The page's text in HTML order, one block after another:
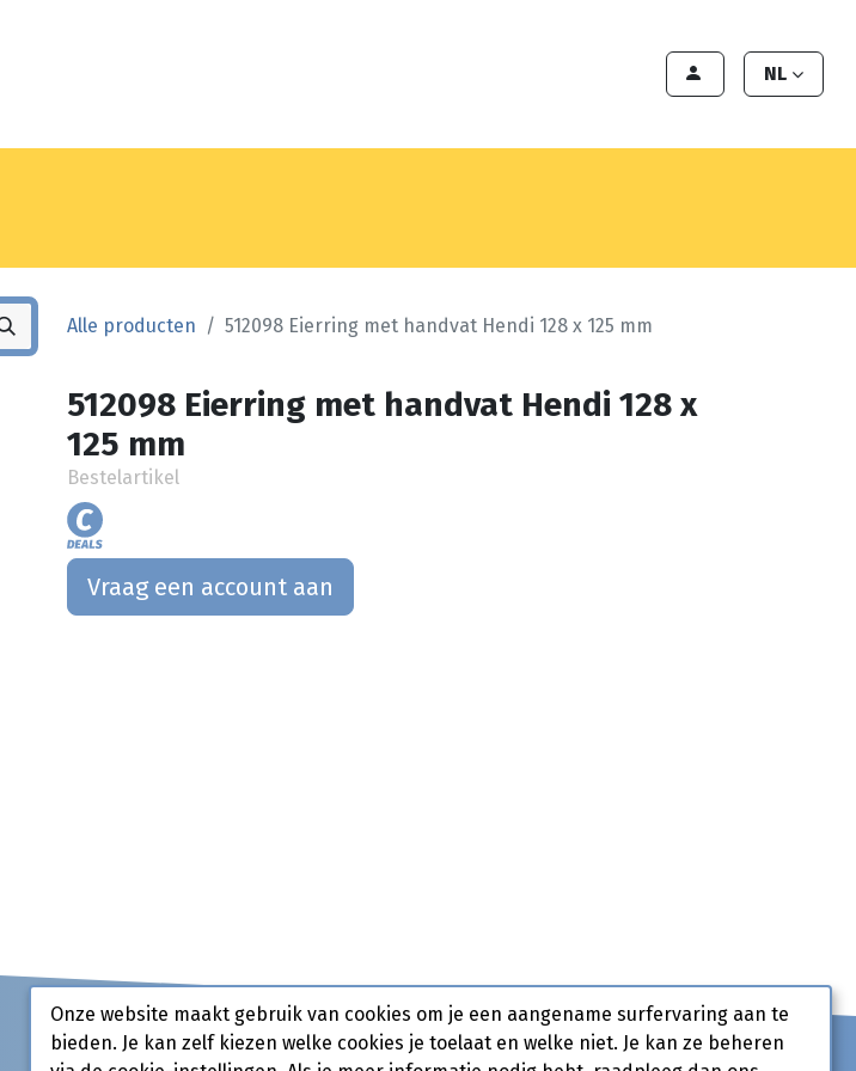
NL
Alle producten 512098 Eierring met handvat Hendi 128 x 125 mm
512098 Eierring met handvat Hendi 128 x
125 mm
Bestelartikel
Vraag een account aan
Onze website maakt gebruik van cookies om je een aangename surfervaring aan te
bieden. Je kan zelf kiezen welke cookies je toelaat en welke niet. Je kan ze beheren